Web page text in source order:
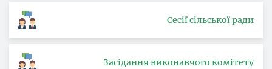
Сесії сільської ради
Засідання виконавчого комітету